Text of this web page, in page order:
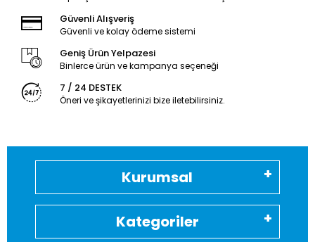
Güvenli Alışveriş
Güvenli ve kolay ödeme sistemi
Geniş Ürün Yelpazesi
Binlerce ürün ve kampanya seçeneği
7 / 24 DESTEK
Öneri ve şikayetlerinizi bize iletebilirsiniz.
Kurumsal
Kategoriler